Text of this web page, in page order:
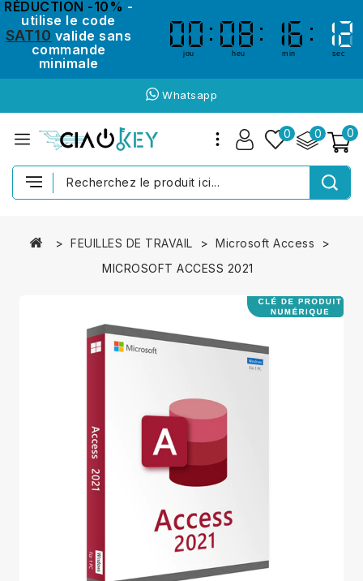
RÉDUCTION -10% -
utilise le code
SAT10 valide sans
commande
minimale
00
00
jou
08
08
heu
16
16
min
11
11
sec
Whatsapp
0
0
0
FEUILLES DE TRAVAIL
Microsoft Access
MICROSOFT ACCESS 2021